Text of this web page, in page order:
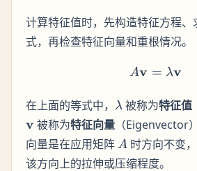
计算特征值时，先构造特征方程
式，再检查特征向量和重根情况。
Av = λv
在上面的等式中， \lambda
λ 被称为特征值
v 被称为特征向量 （Eigenvector
向量是在应用矩阵 A
A 时方向不变
该方向上的拉伸或压缩程度。